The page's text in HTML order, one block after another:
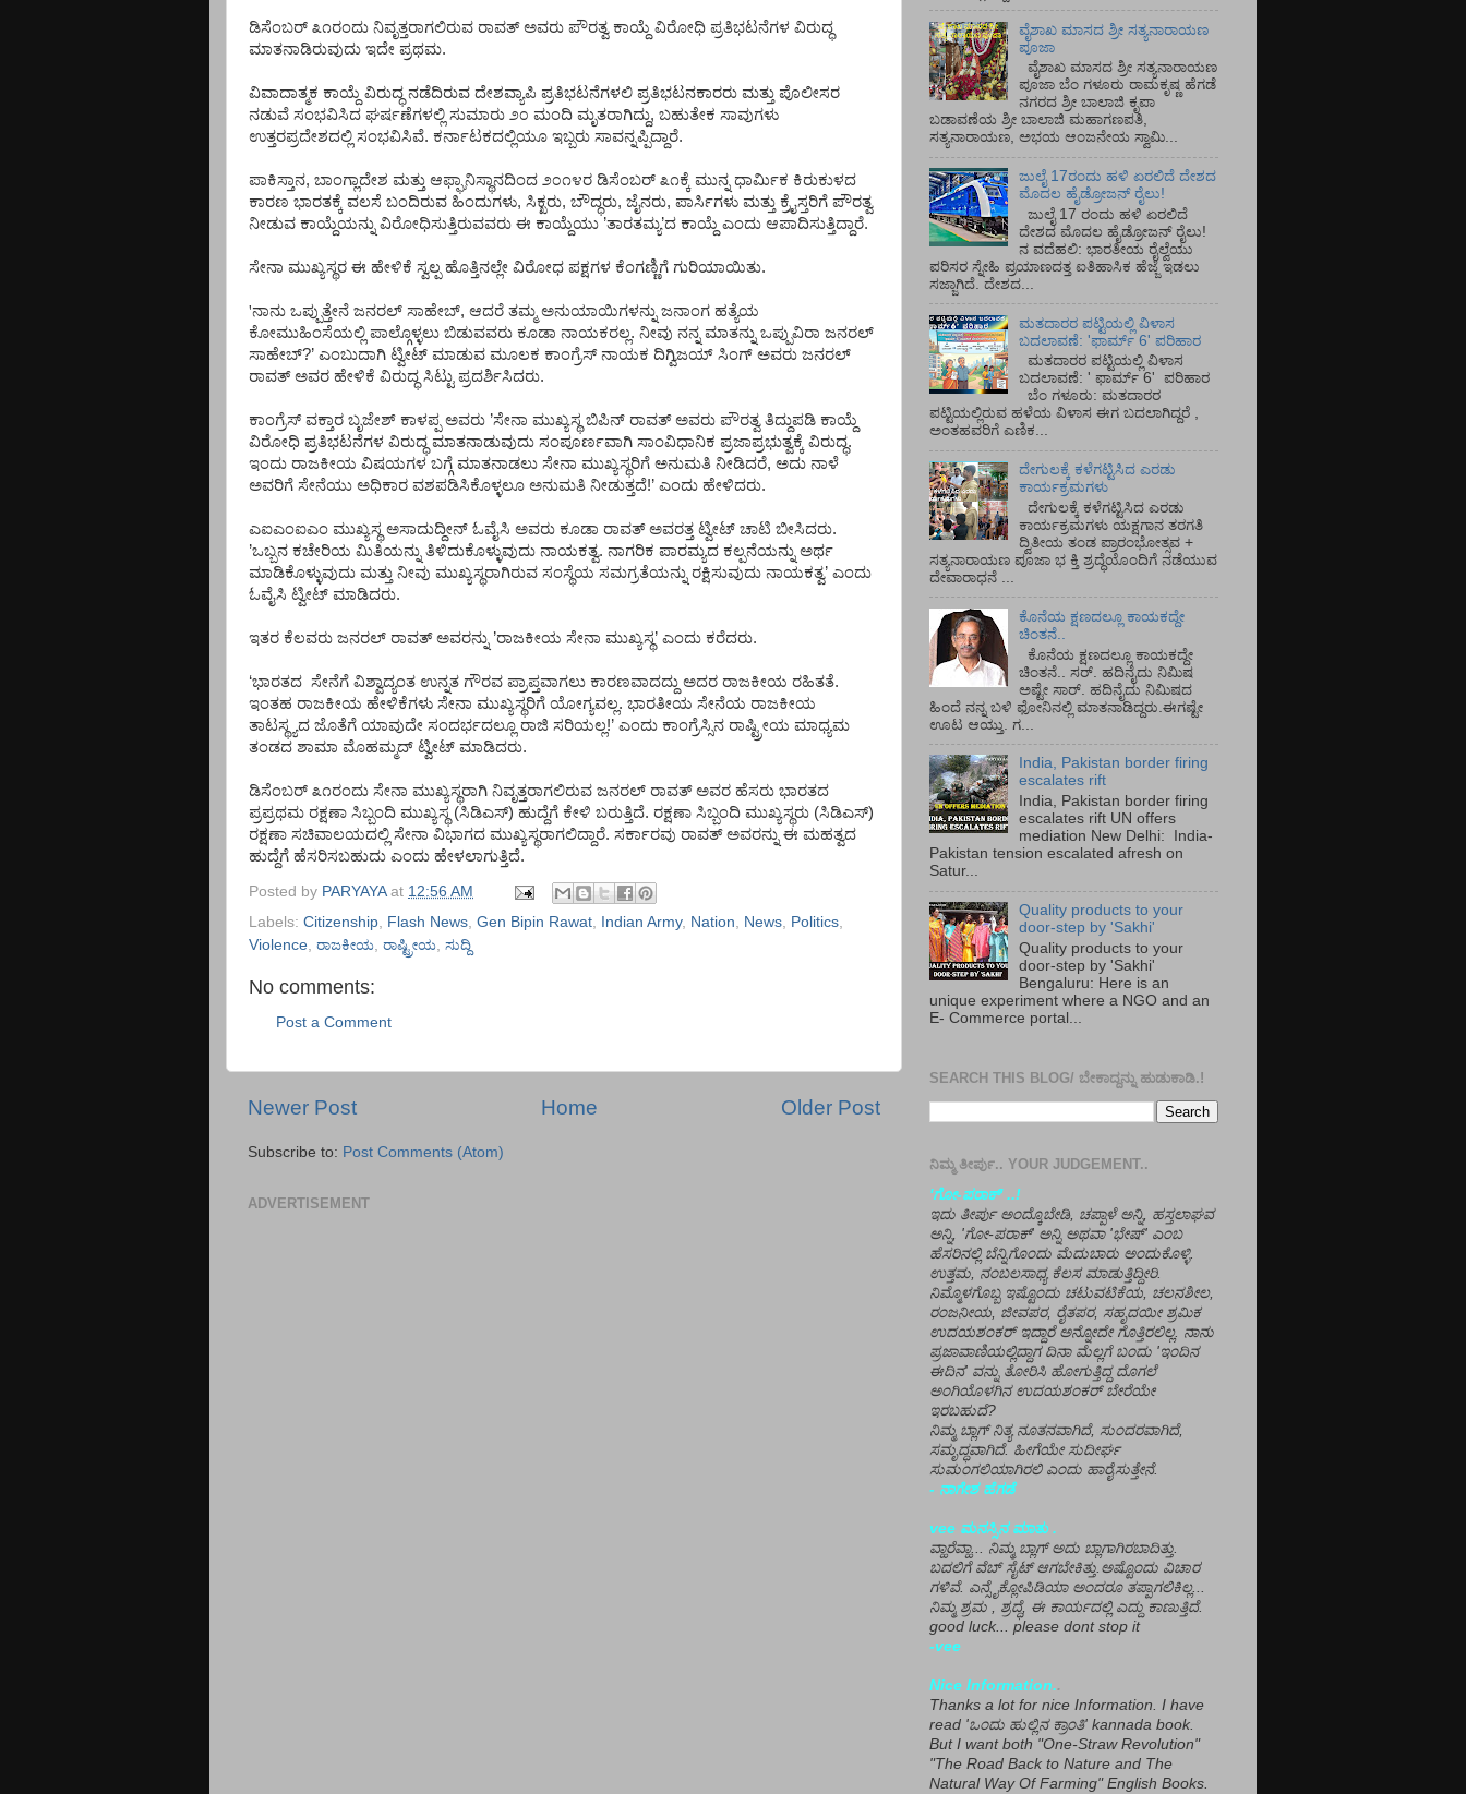
ಡಿಸೆಂಬರ್ ೩೧ರಂದು ನಿವೃತ್ತರಾಗಲಿರುವ ರಾವತ್ ಅವರು ಪೌರತ್ವ ಕಾಯ್ದೆ ವಿರೋಧಿ ಪ್ರತಿಭಟನೆಗಳ ವಿರುದ್ಧ
ಮಾತನಾಡಿರುವುದು ಇದೇ ಪ್ರಥಮ.
ವಿವಾದಾತ್ಮಕ ಕಾಯ್ದೆ ವಿರುದ್ಧ ನಡೆದಿರುವ ದೇಶವ್ಯಾಪಿ ಪ್ರತಿಭಟನೆಗಳಲಿ ಪ್ರತಿಭಟನಕಾರರು ಮತ್ತು ಪೊಲೀಸರ
ನಡುವೆ ಸಂಭವಿಸಿದ ಘರ್ಷಣೆಗಳಲ್ಲಿ ಸುಮಾರು ೨೦ ಮಂದಿ ಮೃತರಾಗಿದ್ದು, ಬಹುತೇಕ ಸಾವುಗಳು
ಉತ್ತರಪ್ರದೇಶದಲ್ಲಿ ಸಂಭವಿಸಿವೆ. ಕರ್ನಾಟಕದಲ್ಲಿಯೂ ಇಬ್ಬರು ಸಾವನ್ನಪ್ಪಿದ್ದಾರೆ.
ಪಾಕಿಸ್ತಾನ, ಬಾಂಗ್ಲಾದೇಶ ಮತ್ತು ಆಫ್ಘಾನಿಸ್ಥಾನದಿಂದ ೨೦೧೪ರ ಡಿಸೆಂಬರ್ ೩೧ಕ್ಕೆ ಮುನ್ನ ಧಾರ್ಮಿಕ ಕಿರುಕುಳದ
ಕಾರಣ ಭಾರತಕ್ಕೆ ವಲಸೆ ಬಂದಿರುವ ಹಿಂದುಗಳು, ಸಿಕ್ಖರು, ಬೌದ್ಧರು, ಜೈನರು, ಪಾರ್ಸಿಗಳು ಮತ್ತು ಕ್ರೈಸ್ತರಿಗೆ ಪೌರತ್ವ
ನೀಡುವ ಕಾಯ್ದೆಯನ್ನು ವಿರೋಧಿಸುತ್ತಿರುವವರು ಈ ಕಾಯ್ದೆಯು ’ತಾರತಮ್ಯ’ದ ಕಾಯ್ದೆ ಎಂದು ಆಪಾದಿಸುತ್ತಿದ್ದಾರೆ.
ಸೇನಾ ಮುಖ್ಯಸ್ಥರ ಈ ಹೇಳಿಕೆ ಸ್ವಲ್ಪ ಹೊತ್ತಿನಲ್ಲೇ ವಿರೋಧ ಪಕ್ಷಗಳ ಕೆಂಗಣ್ಣಿಗೆ ಗುರಿಯಾಯಿತು.
'ನಾನು ಒಪ್ಪುತ್ತೇನೆ ಜನರಲ್ ಸಾಹೇಬ್, ಆದರೆ ತಮ್ಮ ಅನುಯಾಯಿಗಳನ್ನು ಜನಾಂಗ ಹತ್ಯೆಯ
ಕೋಮುಹಿಂಸೆಯಲ್ಲಿ ಪಾಲ್ಗೊಳ್ಳಲು ಬಿಡುವವರು ಕೂಡಾ ನಾಯಕರಲ್ಲ. ನೀವು ನನ್ನ ಮಾತನ್ನು ಒಪ್ಪುವಿರಾ ಜನರಲ್
ಸಾಹೇಬ್?’ ಎಂಬುದಾಗಿ ಟ್ವೀಟ್ ಮಾಡುವ ಮೂಲಕ ಕಾಂಗ್ರೆಸ್ ನಾಯಕ ದಿಗ್ವಿಜಯ್ ಸಿಂಗ್ ಅವರು ಜನರಲ್
ರಾವತ್ ಅವರ ಹೇಳಿಕೆ ವಿರುದ್ಧ ಸಿಟ್ಟು ಪ್ರದರ್ಶಿಸಿದರು.
ಕಾಂಗ್ರೆಸ್ ವಕ್ತಾರ ಬೃಜೇಶ್ ಕಾಳಪ್ಪ ಅವರು ’ಸೇನಾ ಮುಖ್ಯಸ್ಥ ಬಿಪಿನ್ ರಾವತ್ ಅವರು ಪೌರತ್ವ ತಿದ್ದುಪಡಿ ಕಾಯ್ದೆ
ವಿರೋಧಿ ಪ್ರತಿಭಟನೆಗಳ ವಿರುದ್ಧ ಮಾತನಾಡುವುದು ಸಂಪೂರ್ಣವಾಗಿ ಸಾಂವಿಧಾನಿಕ ಪ್ರಜಾಪ್ರಭುತ್ವಕ್ಕೆ ವಿರುದ್ಧ.
ಇಂದು ರಾಜಕೀಯ ವಿಷಯಗಳ ಬಗ್ಗೆ ಮಾತನಾಡಲು ಸೇನಾ ಮುಖ್ಯಸ್ಥರಿಗೆ ಅನುಮತಿ ನೀಡಿದರೆ, ಅದು ನಾಳೆ
ಅವರಿಗೆ ಸೇನೆಯು ಅಧಿಕಾರ ವಶಪಡಿಸಿಕೊಳ್ಳಲೂ ಅನುಮತಿ ನೀಡುತ್ತದೆ!’ ಎಂದು ಹೇಳಿದರು.
ಎಐಎಂಐಎಂ ಮುಖ್ಯಸ್ಥ ಅಸಾದುದ್ದೀನ್ ಓವೈಸಿ ಅವರು ಕೂಡಾ ರಾವತ್ ಅವರತ್ತ ಟ್ವೀಟ್ ಚಾಟಿ ಬೀಸಿದರು.
’ಒಬ್ಬನ ಕಚೇರಿಯ ಮಿತಿಯನ್ನು ತಿಳಿದುಕೊಳ್ಳುವುದು ನಾಯಕತ್ವ. ನಾಗರಿಕ ಪಾರಮ್ಯದ ಕಲ್ಪನೆಯನ್ನು ಅರ್ಥ
ಮಾಡಿಕೊಳ್ಳುವುದು ಮತ್ತು ನೀವು ಮುಖ್ಯಸ್ಥರಾಗಿರುವ ಸಂಸ್ಥೆಯ ಸಮಗ್ರತೆಯನ್ನು ರಕ್ಷಿಸುವುದು ನಾಯಕತ್ವ’ ಎಂದು
ಓವೈಸಿ ಟ್ವೀಟ್ ಮಾಡಿದರು.
ಇತರ ಕೆಲವರು ಜನರಲ್ ರಾವತ್ ಅವರನ್ನು ’ರಾಜಕೀಯ ಸೇನಾ ಮುಖ್ಯಸ್ಥ’ ಎಂದು ಕರೆದರು.
‘ಭಾರತದ ಸೇನೆಗೆ ವಿಶ್ವಾದ್ಯಂತ ಉನ್ನತ ಗೌರವ ಪ್ರಾಪ್ತವಾಗಲು ಕಾರಣವಾದದ್ದು ಅದರ ರಾಜಕೀಯ ರಹಿತತೆ.
ಇಂತಹ ರಾಜಕೀಯ ಹೇಳಿಕೆಗಳು ಸೇನಾ ಮುಖ್ಯಸ್ಥರಿಗೆ ಯೋಗ್ಯವಲ್ಲ. ಭಾರತೀಯ ಸೇನೆಯ ರಾಜಕೀಯ
ತಾಟಸ್ಥ್ಯದ ಜೊತೆಗೆ ಯಾವುದೇ ಸಂದರ್ಭದಲ್ಲೂ ರಾಜಿ ಸರಿಯಲ್ಲ!’ ಎಂದು ಕಾಂಗ್ರೆಸ್ಸಿನ ರಾಷ್ಟ್ರೀಯ ಮಾಧ್ಯಮ
ತಂಡದ ಶಾಮಾ ಮೊಹಮ್ಮದ್ ಟ್ವೀಟ್ ಮಾಡಿದರು.
ಡಿಸೆಂಬರ್ ೩೧ರಂದು ಸೇನಾ ಮುಖ್ಯಸ್ಥರಾಗಿ ನಿವೃತ್ತರಾಗಲಿರುವ ಜನರಲ್ ರಾವತ್ ಅವರ ಹೆಸರು ಭಾರತದ
ಪ್ರಪ್ರಥಮ ರಕ್ಷಣಾ ಸಿಬ್ಬಂದಿ ಮುಖ್ಯಸ್ಥ (ಸಿಡಿಎಸ್) ಹುದ್ದೆಗೆ ಕೇಳಿ ಬರುತ್ತಿದೆ. ರಕ್ಷಣಾ ಸಿಬ್ಬಂದಿ ಮುಖ್ಯಸ್ಥರು (ಸಿಡಿಎಸ್)
ರಕ್ಷಣಾ ಸಚಿವಾಲಯದಲ್ಲಿ ಸೇನಾ ವಿಭಾಗದ ಮುಖ್ಯಸ್ಥರಾಗಲಿದ್ದಾರೆ. ಸರ್ಕಾರವು ರಾವತ್ ಅವರನ್ನು ಈ ಮಹತ್ವದ
ಹುದ್ದೆಗೆ ಹೆಸರಿಸಬಹುದು ಎಂದು ಹೇಳಲಾಗುತ್ತಿದೆ.
Posted by PARYAYA at 12:56 AM
Labels: Citizenship Flash News Gen Bipin Rawat Indian Army, Nation News Politics
Violence ರಾಜಕೀಯ ರಾಷ್ಟ್ರೀಯ ಸುದ್ದಿ
No comments:
Post a Comment
Newer Post Older Post
Home
Subscribe to: Post Comments (Atom)
ADVERTISEMENT
ವೈಶಾಖ ಮಾಸದ ಶ್ರೀ ಸತ್ಯನಾರಾಯಣ
ಪೂಜಾ
ವೈಶಾಖ ಮಾಸದ ಶ್ರೀ ಸತ್ಯನಾರಾಯಣ
ಪೂಜಾ ಬೆಂ ಗಳೂರು ರಾಮಕೃಷ್ಣ ಹೆಗಡೆ
ನಗರದ ಶ್ರೀ ಬಾಲಾಜಿ ಕೃಪಾ
ಬಡಾವಣೆಯ ಶ್ರೀ ಬಾಲಾಜಿ ಮಹಾಗಣಪತಿ,
ಸತ್ಯನಾರಾಯಣ, ಅಭಯ ಆಂಜನೇಯ ಸ್ವಾಮಿ...
ಜುಲೈ 17ರಂದು ಹಳಿ ಏರಲಿದೆ ದೇಶದ
ಮೊದಲ ಹೈಡ್ರೋಜನ್ ರೈಲು!
ಜುಲೈ 17 ರಂದು ಹಳಿ ಏರಲಿದೆ
ದೇಶದ ಮೊದಲ ಹೈಡ್ರೋಜನ್ ರೈಲು!
ನ ವದೆಹಲಿ: ಭಾರತೀಯ ರೈಲ್ವೆಯು
ಪರಿಸರ ಸ್ನೇಹಿ ಪ್ರಯಾಣದತ್ತ ಐತಿಹಾಸಿಕ ಹೆಜ್ಜೆ ಇಡಲು
ಸಜ್ಜಾಗಿದೆ. ದೇಶದ...
ಮತದಾರರ ಪಟ್ಟಿಯಲ್ಲಿ ವಿಳಾಸ
ಬದಲಾವಣೆ: 'ಫಾರ್ಮ್ 6' ಪರಿಹಾರ
ಮತದಾರರ ಪಟ್ಟಿಯಲ್ಲಿ ವಿಳಾಸ
ಬದಲಾವಣೆ: ' ಫಾರ್ಮ್ 6' ಪರಿಹಾರ
ಬೆಂ ಗಳೂರು: ಮತದಾರರ
ಪಟ್ಟಿಯಲ್ಲಿರುವ ಹಳೆಯ ವಿಳಾಸ ಈಗ ಬದಲಾಗಿದ್ದರೆ ,
ಅಂತಹವರಿಗೆ ಎಣಿಕ...
ದೇಗುಲಕ್ಕೆ ಕಳೆಗಟ್ಟಿಸಿದ ಎರಡು
ಕಾರ್ಯಕ್ರಮಗಳು
ದೇಗುಲಕ್ಕೆ ಕಳೆಗಟ್ಟಿಸಿದ ಎರಡು
ಕಾರ್ಯಕ್ರಮಗಳು ಯಕ್ಷಗಾನ ತರಗತಿ
ದ್ವಿತೀಯ ತಂಡ ಪ್ರಾರಂಭೋತ್ಸವ +
ಸತ್ಯನಾರಾಯಣ ಪೂಜಾ ಭ ಕ್ತಿ ಶ್ರದ್ಧೆಯೊಂದಿಗೆ ನಡೆಯುವ
ದೇವಾರಾಧನೆ ...
ಕೊನೆಯ ಕ್ಷಣದಲ್ಲೂ ಕಾಯಕದ್ದೇ
ಚಿಂತನೆ..
ಕೊನೆಯ ಕ್ಷಣದಲ್ಲೂ ಕಾಯಕದ್ದೇ
ಚಿಂತನೆ.. ಸರ್.‌ ಹದಿನೈದು ನಿಮಿಷ
ಅಷ್ಟೇ ಸಾರ್.‌ ಹದಿನೈದು ನಿಮಿಷದ
ಹಿಂದೆ ನನ್ನ ಬಳಿ ಫೋನಿನಲ್ಲಿ ಮಾತನಾಡಿದ್ದರು.ಈಗಷ್ಟೇ
ಊಟ ಆಯ್ತು. ಗ...
India, Pakistan border firing
escalates rift
India, Pakistan border firing
escalates rift UN offers
mediation New Delhi: India-
Pakistan tension escalated afresh on
Satur...
Quality products to your
door-step by 'Sakhi'
Quality products to your
door-step by 'Sakhi'
Bengaluru: Here is an
unique experiment where a NGO and an
E- Commerce portal...
SEARCH THIS BLOG/ ಬೇಕಾದ್ದನ್ನು ಹುಡುಕಾಡಿ.!
ನಿಮ್ಮ ತೀರ್ಪು.. YOUR JUDGEMENT..
'ಗೋ-ಪರಾಕ್' ..!
ಇದು ತೀರ್ಪು ಅಂದ್ಕೊಬೇಡಿ, ಚಪ್ಪಾಳೆ ಅನ್ನಿ, ಹಸ್ತಲಾಘವ
ಅನ್ನಿ, 'ಗೋ-ಪರಾಕ್' ಅನ್ನಿ ಅಥವಾ 'ಭೇಷ್' ಎಂಬ
ಹೆಸರಿನಲ್ಲಿ ಬೆನ್ನಿಗೊಂದು ಮೆದುಬಾರು ಅಂದುಕೊಳ್ಳಿ.
ಉತ್ತಮ, ನಂಬಲಸಾಧ್ಯ ಕೆಲಸ ಮಾಡುತ್ತಿದ್ದೀರಿ.
ನಿಮ್ಮೊಳಗೊಬ್ಬ ಇಷ್ಟೊಂದು ಚಟುವಟಿಕೆಯ, ಚಲನಶೀಲ,
ರಂಜನೀಯ, ಜೀವಪರ, ರೈತಪರ, ಸಹೃದಯೀ ಶ್ರಮಿಕ
ಉದಯಶಂಕರ್ ಇದ್ದಾರೆ ಅನ್ನೋದೇ ಗೊತ್ತಿರಲಿಲ್ಲ. ನಾನು
ಪ್ರಜಾವಾಣಿಯಲ್ಲಿದ್ದಾಗ ದಿನಾ ಮೆಲ್ಲಗೆ ಬಂದು 'ಇಂದಿನ
ಈದಿನ' ವನ್ನು ತೋರಿಸಿ ಹೋಗುತ್ತಿದ್ದ ದೊಗಲೆ
ಅಂಗಿಯೊಳಗಿನ ಉದಯಶಂಕರ್ ಬೇರೆಯೇ
ಇರಬಹುದೆ?
ನಿಮ್ಮ ಬ್ಲಾಗ್ ನಿತ್ಯ ನೂತನವಾಗಿದೆ, ಸುಂದರವಾಗಿದೆ,
ಸಮೃದ್ಧವಾಗಿದೆ. ಹೀಗೆಯೇ ಸುದೀರ್ಘ
ಸುಮಂಗಲಿಯಾಗಿರಲಿ ಎಂದು ಹಾರೈಸುತ್ತೇನೆ.
- ನಾಗೇಶ ಹೆಗಡೆ
vee ಮನಸ್ಸಿನ ಮಾತು .
ವ್ಹಾರೆವ್ಹಾ... ನಿಮ್ಮ ಬ್ಲಾಗ್ ಅದು ಬ್ಲಾಗಾಗಿರಬಾದಿತ್ತು.
ಬದಲಿಗೆ ವೆಬ್ ಸೈಟ್ ಆಗಬೇಕಿತ್ತು.ಅಷ್ಟೊಂದು ವಿಚಾರ
ಗಳಿವೆ. ಎನ್ಸೈಕ್ಲೋಪಿಡಿಯಾ ಅಂದರೂ ತಪ್ಪಾಗಲಿಕಿಲ್ಲ...
ನಿಮ್ಮ ಶ್ರಮ , ಶ್ರದ್ಧೆ, ಈ ಕಾರ್ಯದಲ್ಲಿ ಎದ್ದು ಕಾಣುತ್ತಿದೆ.
good luck... please dont stop it
-vee
Nice Information..
Thanks a lot for nice Information. I have
read 'ಒಂದು ಹುಲ್ಲಿನ ಕ್ರಾಂತಿ' kannada book.
But I want both "One-Straw Revolution"
"The Road Back to Nature and The
Natural Way Of Farming" English Books.